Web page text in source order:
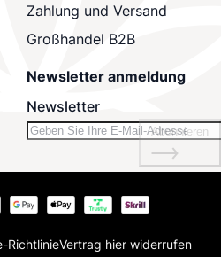
Zahlung und Versand
Großhandel B2B
Newsletter anmeldung
Newsletter
Abonnieren
RichtlinieVertrag hier widerrufen